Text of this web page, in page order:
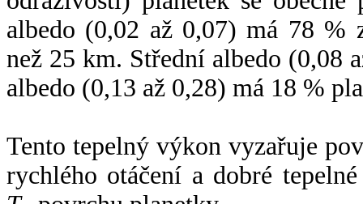
albedo (0,02 až 0,07) má 78 %
než 25 km. Střední albedo (0,08
albedo (0,13 až 0,28) má 18 %
Tento tepelný výkon vyzařuje
rychlého otáčení a dobré